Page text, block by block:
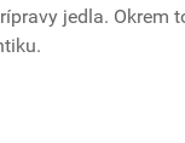
jedla. Okrem